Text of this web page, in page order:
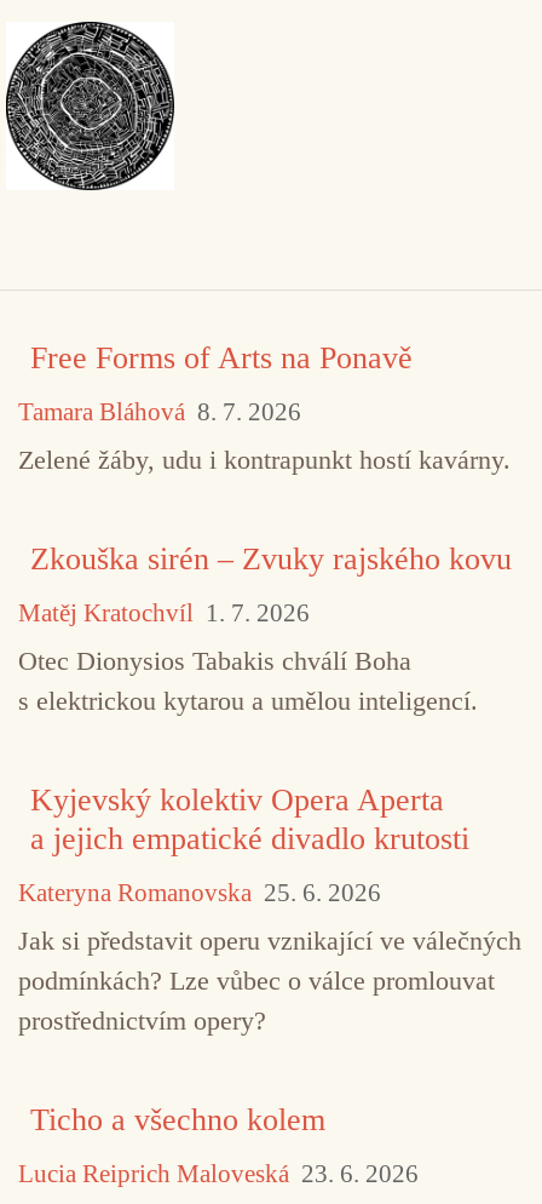
Free Forms of Arts na Ponavě
Tamara Bláhová 8. 7. 2026
Zelené žáby, udu i kontrapunkt hostí kavárny.
Zkouška sirén – Zvuky rajského kovu
Matěj Kratochvíl 1. 7. 2026
Otec Dionysios Tabakis chválí Boha
s elektrickou kytarou a umělou inteligencí.
Kyjevský kolektiv Opera Aperta
a jejich empatické divadlo krutosti
Kateryna Romanovska 25. 6. 2026
Jak si představit operu vznikající ve válečných
podmínkách? Lze vůbec o válce promlouvat
prostřednictvím opery?
Ticho a všechno kolem
Lucia Reiprich Maloveská 23. 6. 2026